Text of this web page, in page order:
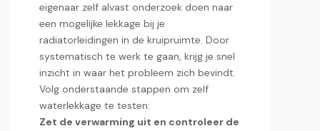
eigenaar zelf alvast onderzoek doen naar
een mogelijke lekkage bij je
radiatorleidingen in de kruipruimte.​ Door
systematisch te werk te gaan, krijg je snel
inzicht in waar het probleem zich bevindt.​
Volg onderstaande stappen om zelf
waterlekkage te testen:
Zet de verwarming uit en controleer de